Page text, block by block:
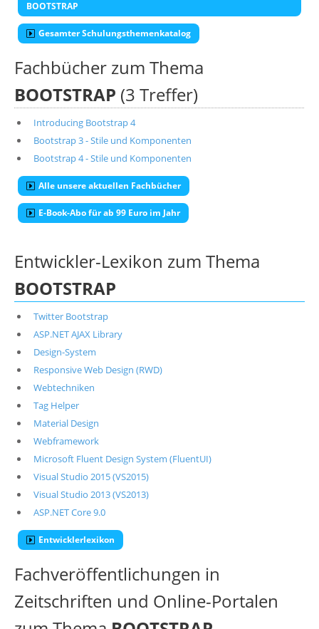
BOOTSTRAP
Gesamter Schulungsthemenkatalog
Fachbücher zum Thema
BOOTSTRAP (3 Treffer)
Introducing Bootstrap 4
Bootstrap 3 - Stile und Komponenten
Bootstrap 4 - Stile und Komponenten
Alle unsere aktuellen Fachbücher
E-Book-Abo für ab 99 Euro im Jahr
Entwickler-Lexikon zum Thema
BOOTSTRAP
Twitter Bootstrap
ASP.NET AJAX Library
Design-System
Responsive Web Design (RWD)
Webtechniken
Tag Helper
Material Design
Webframework
Microsoft Fluent Design System (FluentUI)
Visual Studio 2015 (VS2015)
Visual Studio 2013 (VS2013)
ASP.NET Core 9.0
Entwicklerlexikon
Fachveröffentlichungen in
Zeitschriften und Online-Portalen